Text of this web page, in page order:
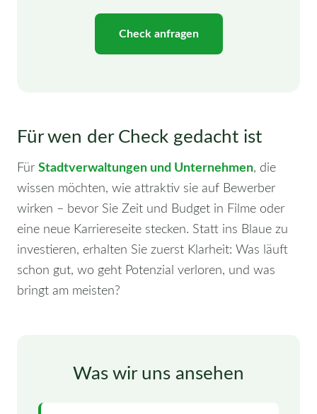
Check anfragen
Für wen der Check gedacht ist
Für Stadtverwaltungen und Unternehmen, die
wissen möchten, wie attraktiv sie auf Bewerber
wirken – bevor Sie Zeit und Budget in Filme oder
eine neue Karriereseite stecken. Statt ins Blaue zu
investieren, erhalten Sie zuerst Klarheit: Was läuft
schon gut, wo geht Potenzial verloren, und was
bringt am meisten?
Was wir uns ansehen